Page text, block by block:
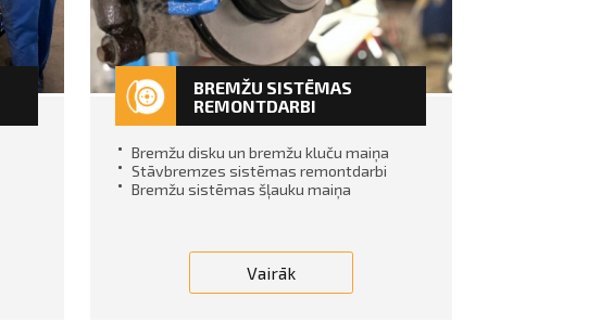
BREMŽU SISTĒMAS
REMONTDARBI
Bremžu disku un bremžu kluču maiņa
Stāvbremzes sistēmas remontdarbi
Bremžu sistēmas šļauku maiņa
Vairāk